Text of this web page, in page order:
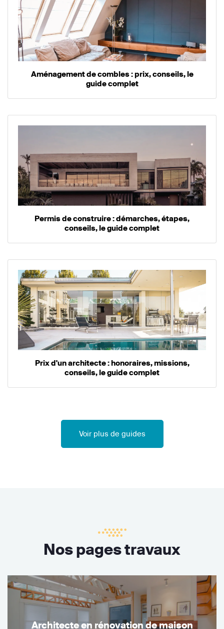
Aménagement de combles : prix, conseils, le
guide complet
Permis de construire : démarches, étapes,
conseils, le guide complet
Prix d'un architecte : honoraires, missions,
conseils, le guide complet
Voir plus de guides
Nos pages travaux
Architecte en rénovation de maison